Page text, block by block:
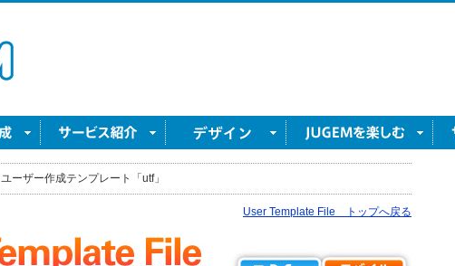
ユーザー作成テンプレート「utf」
User Template File トップへ戻る